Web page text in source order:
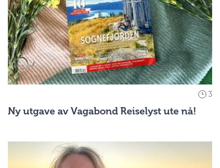
3
Ny utgave av Vagabond Reiselyst ute nå!